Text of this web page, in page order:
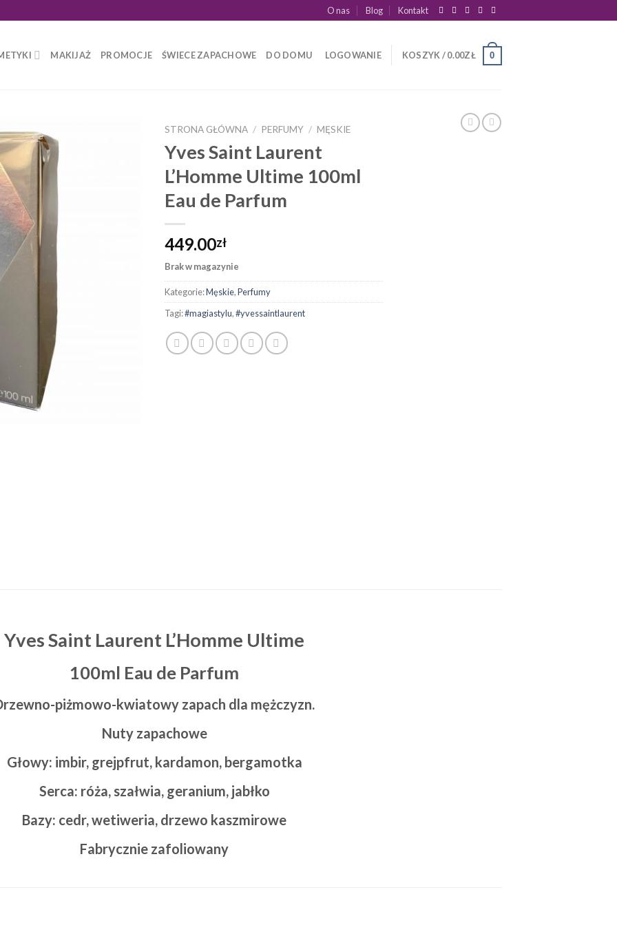
O nas Blog Kontakt
MAKIJAŻ PROMOCJE ŚWIECE ZAPACHOWE DO DOMU LOGOWANIE KOSZYK /0.00ZŁ 0
STRONA GŁÓWNA / PERFUMY / MĘSKIE
Yves Saint Laurent
L’Homme Ultime 100ml
Eau de Parfum
449.00zł
Brak w magazynie
Kategorie:Męskie,Perfumy
Tagi:#magiastylu,#yvessaintlaurent
Yves Saint Laurent L’Homme Ultime
100ml Eau de Parfum
piżmowo-kwiatowy zapach dla mężczyzn.
Nuty zapachowe
Głowy: imbir, grejpfrut, kardamon, bergamotka
Serca: róża, szałwia, geranium, jabłko
Bazy: cedr, wetiweria, drzewo kaszmirowe
Fabrycznie zafoliowany